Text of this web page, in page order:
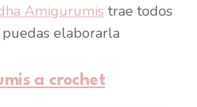
Amigurumis trae todos
elaborarla
a crochet